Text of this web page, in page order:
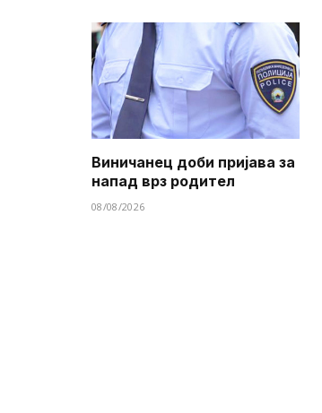
Виничанец доби пријава за
напад врз родител
08/08/2026